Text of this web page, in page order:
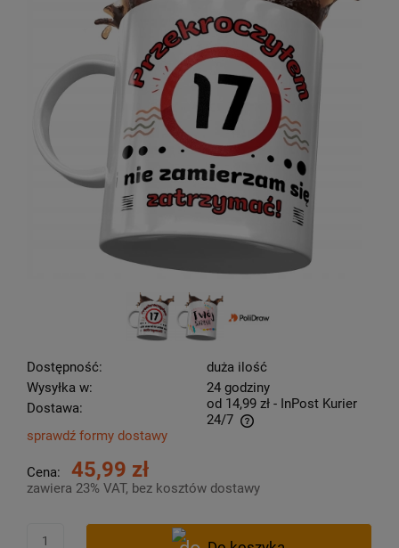
Dostępność:
duża ilość
Wysyłka w:
24 godziny
Dostawa:
od 14,99 zł - InPost Kurier
24/7
Cena nie zawiera ewentualnych kosztów płatności
sprawdź formy dostawy
Cena: 45,99 zł
zawiera 23% VAT, bez kosztów dostawy